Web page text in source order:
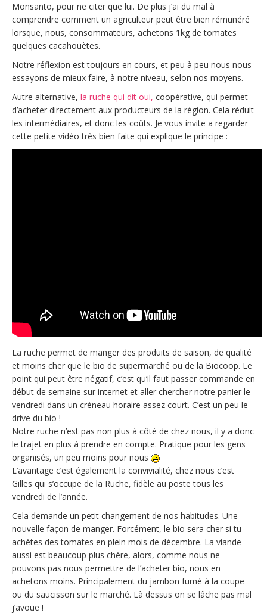
Monsanto, pour ne citer que lui. De plus j’ai du mal à
comprendre comment un agriculteur peut être bien rémunéré
lorsque, nous, consommateurs, achetons 1kg de tomates
quelques cacahouètes.
Notre réflexion est toujours en cours, et peu à peu nous nous
essayons de mieux faire, à notre niveau, selon nos moyens.
Autre alternative, la ruche qui dit oui, coopérative, qui permet
d’acheter directement aux producteurs de la région. Cela réduit
les intermédiaires, et donc les coûts. Je vous invite a regarder
cette petite vidéo très bien faite qui explique le principe :
La ruche permet de manger des produits de saison, de qualité
et moins cher que le bio de supermarché ou de la Biocoop. Le
point qui peut être négatif, c’est qu’il faut passer commande en
début de semaine sur internet et aller chercher notre panier le
vendredi dans un créneau horaire assez court. C’est un peu le
drive du bio !
Notre ruche n’est pas non plus à côté de chez nous, il y a donc
le trajet en plus à prendre en compte. Pratique pour les gens
organisés, un peu moins pour nous
L’avantage c’est également la convivialité, chez nous c’est
Gilles qui s’occupe de la Ruche, fidèle au poste tous les
vendredi de l’année.
Cela demande un petit changement de nos habitudes. Une
nouvelle façon de manger. Forcément, le bio sera cher si tu
achètes des tomates en plein mois de décembre. La viande
aussi est beaucoup plus chère, alors, comme nous ne
pouvons pas nous permettre de l’acheter bio, nous en
achetons moins. Principalement du jambon fumé à la coupe
ou du saucisson sur le marché. Là dessus on se lâche pas mal
j’avoue !